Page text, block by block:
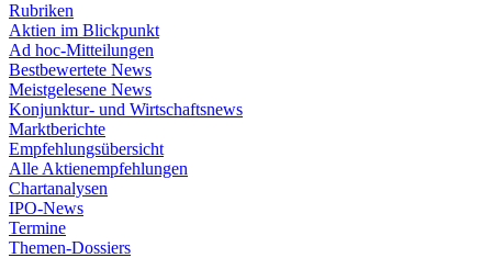
Rubriken
Aktien im Blickpunkt
Ad hoc-Mitteilungen
Bestbewertete News
Meistgelesene News
Konjunktur- und Wirtschaftsnews
Marktberichte
Empfehlungsübersicht
Alle Aktienempfehlungen
Chartanalysen
IPO-News
Termine
Themen-Dossiers